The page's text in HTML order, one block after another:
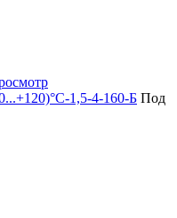
1,5-4-160-Б Под